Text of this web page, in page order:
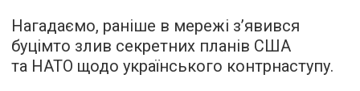
Нагадаємо, раніше в мережі з’явився
буцімто злив секретних планів США
та НАТО щодо українського контрнаступу.